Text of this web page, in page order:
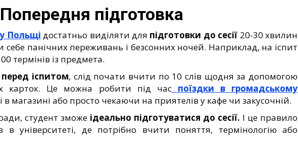
Попередня підготовка
Польщі достатньо виділяти для підготовки до сесії 20-30 хвилин
панічних переживань і безсонних ночей. Наприклад, на іспит
термінів із предмета.
іспитом, слід почати вчити по 10 слів щодня за допомогою
карток. Це можна робити під часпоїздки в громадському
в магазині або просто чекаючи на приятелів у кафе чи закусочній.
студент зможе ідеально підготуватися до сесії. І це правило
в університеті, де потрібно вчити поняття, термінологію або